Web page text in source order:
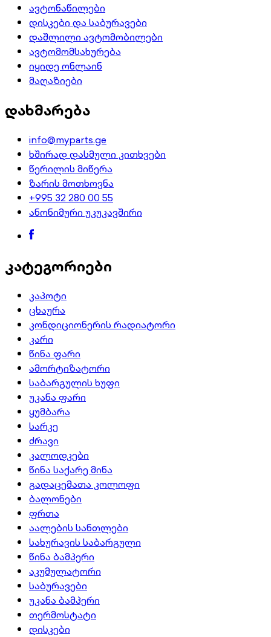
ავტონაწილები
დისკები და საბურავები
დაშლილი ავტომობილები
ავტომომსახურება
იყიდე ონლაინ
მაღაზიები
დახმარება
info@myparts.ge
ხშირად დასმული კითხვები
წერილის მიწერა
ზარის მოთხოვნა
+995 32 280 00 55
ანონიმური უკუკავშირი
კატეგორიები
კაპოტი
ცხაურა
კონდიციონერის რადიატორი
კარი
წინა ფარი
ამორტიზატორი
საბარგულის ხუფი
უკანა ფარი
ყუმბარა
სარკე
ძრავი
კალოდკები
წინა საქარე მინა
გადაცემათა კოლოფი
ბალონები
ფრთა
აალების სანთლები
სახურავის საბარგული
წინა ბამპერი
აკუმულატორი
საბურავები
უკანა ბამპერი
თერმოსტატი
დისკები